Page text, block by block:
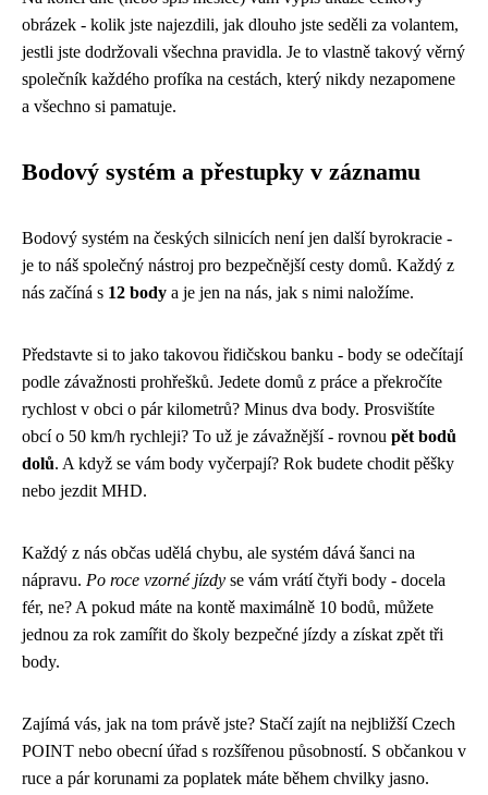
obrázek - kolik jste najezdili, jak dlouho jste seděli za volantem,
jestli jste dodržovali všechna pravidla. Je to vlastně takový věrný
společník každého profíka na cestách, který nikdy nezapomene
a všechno si pamatuje.
Bodový systém a přestupky v záznamu
Bodový systém na českých silnicích není jen další byrokracie -
je to náš společný nástroj pro bezpečnější cesty domů. Každý z
nás začíná s 12 body a je jen na nás, jak s nimi naložíme.
Představte si to jako takovou řidičskou banku - body se odečítají
podle závažnosti prohřešků. Jedete domů z práce a překročíte
rychlost v obci o pár kilometrů? Minus dva body. Prosvištíte
obcí o 50 km/h rychleji? To už je závažnější - rovnou pět bodů
dolů. A když se vám body vyčerpají? Rok budete chodit pěšky
nebo jezdit MHD.
Každý z nás občas udělá chybu, ale systém dává šanci na
nápravu. Po roce vzorné jízdy se vám vrátí čtyři body - docela
fér, ne? A pokud máte na kontě maximálně 10 bodů, můžete
jednou za rok zamířit do školy bezpečné jízdy a získat zpět tři
body.
Zajímá vás, jak na tom právě jste? Stačí zajít na nejbližší Czech
POINT nebo obecní úřad s rozšířenou působností. S občankou v
ruce a pár korunami za poplatek máte během chvilky jasno.